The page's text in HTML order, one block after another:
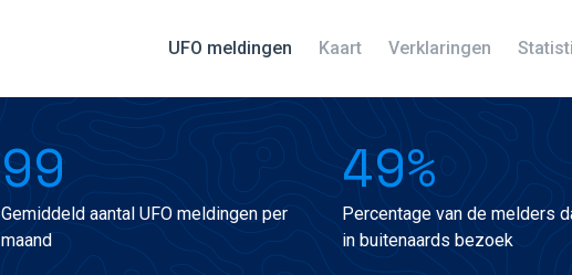
UFO meldingen Kaart Verklaringen
99
Gemiddeld aantal UFO meldingen per
maand
49%
Percentage van de melders
in buitenaards bezoek